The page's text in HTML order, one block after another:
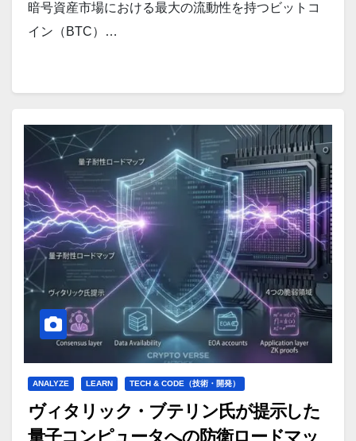
暗号資産市場における最大の流動性を持つビットコ
イン（BTC）…
ANALYZE LEARN TECH & CODE（技術・開発）
ヴィタリック・ブテリン氏が提示した